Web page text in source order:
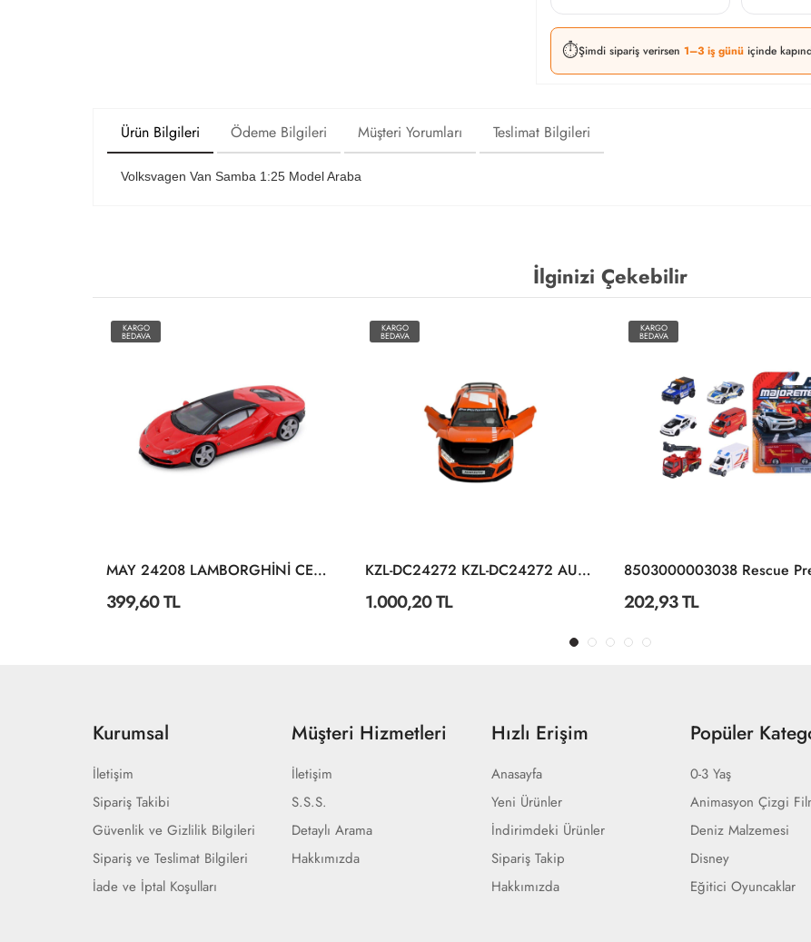
⏱️Şimdi sipariş verirsen 1–3 iş günü içinde
Ürün Bilgileri Ödeme Bilgileri Müşteri Yorumları Teslimat Bilgileri
Volksvagen Van Samba 1:25 Model Araba
İlginizi Çekebilir
KARGO
BEDAVA
MAY 24208 LAMBORGHİNİ CENTENARİO DİSPLAY 12 CM
399,60 TL
KARGO
BEDAVA
KZL-DC24272 KZL-DC24272 AUDI R8 1:24 ISIKLI SESLI 32
1.000,20 TL
KARGO
BEDAVA
202,93 TL
Kurumsal
İletişim
Sipariş Takibi
Güvenlik ve Gizlilik Bilgileri
Sipariş ve Teslimat Bilgileri
İade ve İptal Koşulları
Müşteri Hizmetleri
İletişim
S.S.S.
Detaylı Arama
Hakkımızda
Hızlı Erişim
Anasayfa
Yeni Ürünler
İndirimdeki Ürünler
Sipariş Takip
Hakkımızda
Popüler
0-3 Yaş
Animasyon Çizgi
Deniz Malzemesi
Disney
Eğitici Oyuncaklar